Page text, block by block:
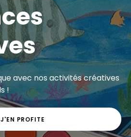
avec nos activités créatives
!
J'EN PROFITE